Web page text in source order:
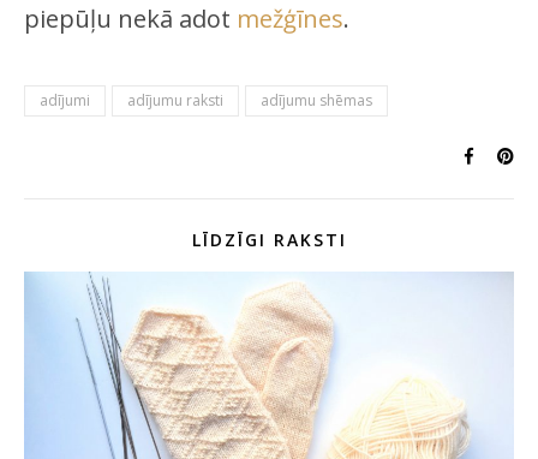
piepūļu nekā adot mežģīnes.
adījumi adījumu raksti adījumu shēmas
LĪDZĪGI RAKSTI